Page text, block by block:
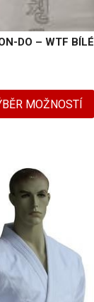
DO – WTF BÍLÉ
MOŽNOSTÍ